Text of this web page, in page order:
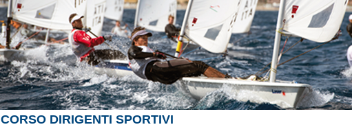
CORSO DIRIGENTI SPORTIVI